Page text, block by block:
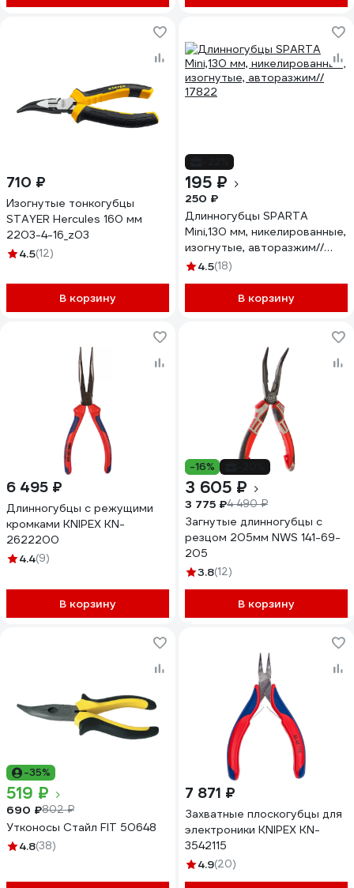
710 ₽
Изогнутые тонкогубцы
STAYER Hercules 160 мм
2203-4-16_z03
4.5(12)
В корзину
195 ₽
250 ₽
Длинногубцы SPARTA
Mini,130 мм, никелированные,
изогнутые, авторазжим//
17822
4.5(18)
В корзину
6 495 ₽
Длинногубцы с режущими
кромками KNIPEX KN-
2622200
4.4(9)
В корзину
-16%
3 605 ₽
3 775 ₽4 490 ₽
Загнутые длинногубцы с
резцом 205мм NWS 141-69-
205
3.8(12)
В корзину
-35%
519 ₽
690 ₽802 ₽
Утконосы Стайл FIT 50648
4.8(38)
7 871 ₽
Захватные плоскогубцы для
электроники KNIPEX KN-
3542115
4.9(20)